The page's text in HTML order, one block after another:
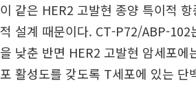
이 같은 HER2 고발현 종양 특이적
적 설계 때문이다. CT-P72/ABP-102
을 낮춘 반면 HER2 고발현 암세포
포 활성도를 갖도록 T세포에 있는